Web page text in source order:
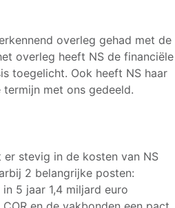
overleg gehad met de
overleg heeft NS de financiële
toegelicht. Ook heeft NS haar
met ons gedeeld.
er stevig in de kosten van NS
2 belangrijke posten:
5 jaar 1,4 miljard euro